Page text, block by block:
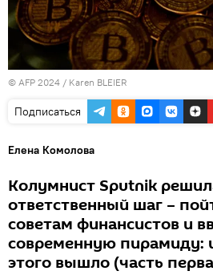
© AFP 2024 / Karen BLEIER
Подписаться
Елена Комолова
Колумнист Sputnik
ответственный шаг –
советам финансистов и
современную пирамиду:
этого вышло (часть